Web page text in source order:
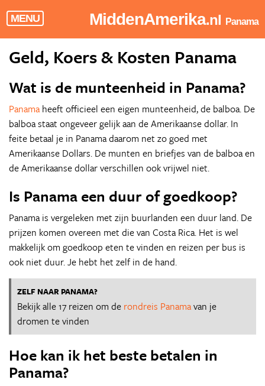
MENU MiddenAmerika.nl Panama
Geld, Koers & Kosten Panama
Wat is de munteenheid in Panama?
Panama heeft officieel een eigen munteenheid, de balboa. De
balboa staat ongeveer gelijk aan de Amerikaanse dollar. In
feite betaal je in Panama daarom net zo goed met
Amerikaanse Dollars. De munten en briefjes van de balboa en
de Amerikaanse dollar verschillen ook vrijwel niet.
Is Panama een duur of goedkoop?
Panama is vergeleken met zijn buurlanden een duur land. De
prijzen komen overeen met die van Costa Rica. Het is wel
makkelijk om goedkoop eten te vinden en reizen per bus is
ook niet duur. Je hebt het zelf in de hand.
ZELF NAAR PANAMA?
Bekijk alle 17 reizen om de rondreis Panamavan je
dromen te vinden
Hoe kan ik het beste betalen in
Panama?